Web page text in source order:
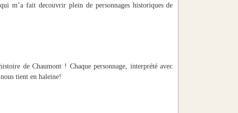
m’a fait decouvrir plein de personnages historiques de
de Chaumont ! Chaque personnage, interprété avec
tient en haleine!